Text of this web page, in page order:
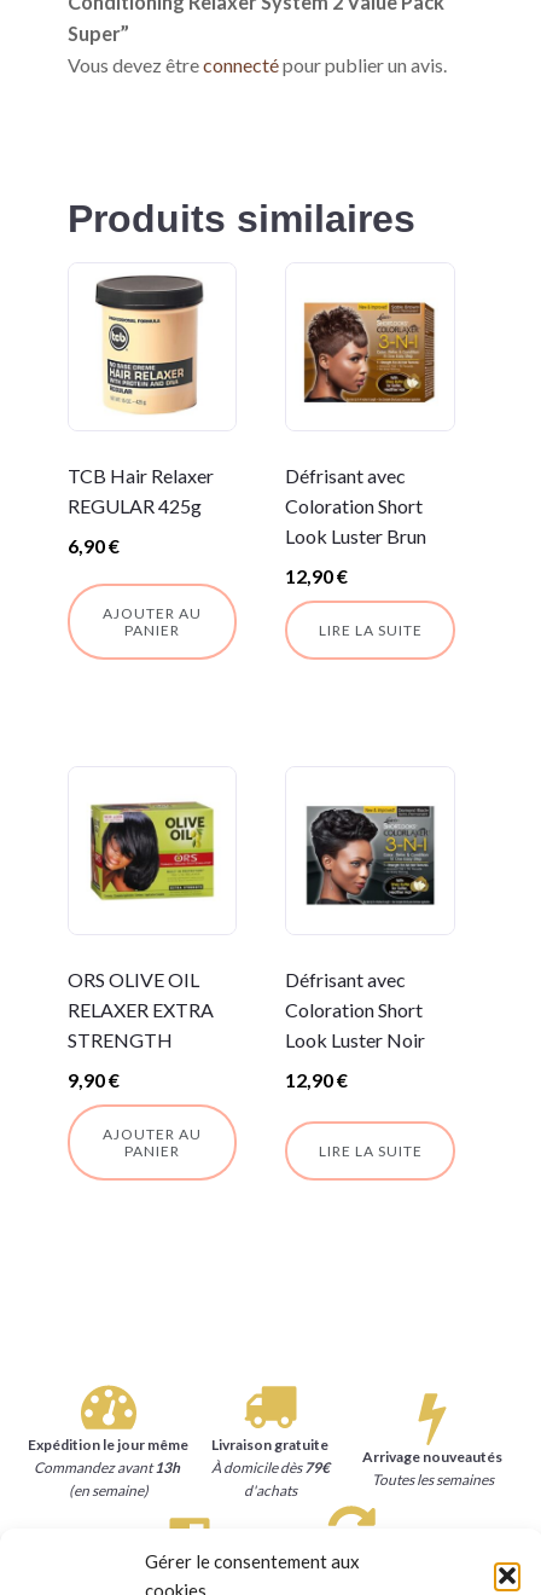
Gérer le consentement aux
cookies
Super”
Vous devez êtreconnectépour publier un avis.
Produits similaires
TCB Hair Relaxer
REGULAR 425g
6,90€
AJOUTER AU
PANIER
Défrisant avec
Coloration Short
Look Luster Brun
12,90€
LIRE LA SUITE
ORS OLIVE OIL
RELAXER EXTRA
STRENGTH
9,90€
AJOUTER AU
PANIER
Défrisant avec
Coloration Short
Look Luster Noir
12,90€
LIRE LA SUITE
Expédition le jour même
Commandez avant13h
(en semaine)
Livraison gratuite
À domicile dès79€
d'achats
Arrivage nouveautés
Toutes les semaines
Paiement sécurisé
Satisfait ou remboursé